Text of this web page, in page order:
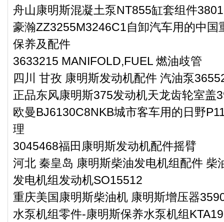
舟山康明斯混凝土泵NT855缸套组件
豪瀚ZZ3255M3246C1自卸汽车用的中国
保养及配件
3633215 MANIFOLD,FUEL 燃油歧管
四川 甘孜 康明斯发动机配件 汽油泵
正品东风康明斯375发动机天龙齿轮室盖
欧曼BJ6130C8NKB城市客车用的日野
理
3045468福田康明斯发动机配件摇臂
河北 秦皇岛 康明斯柴油发电机组配件 柴
发电机组发动机SO15512
重庆美国康明斯柴油机 康明斯增压器
水泵机组零件-康明斯保养水泵机组